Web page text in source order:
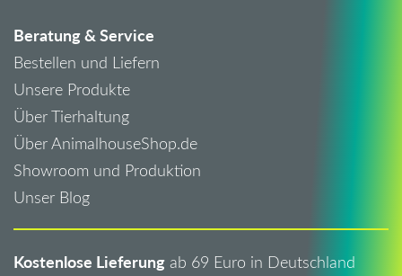
Beratung & Service
Bestellen und Liefern
Unsere Produkte
Über Tierhaltung
Über AnimalhouseShop.de
Showroom und Produktion
Unser Blog
Kostenlose Lieferung ab 69 Euro in Deutschland